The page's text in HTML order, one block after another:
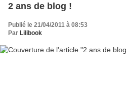
2 ans de blog !
Publié le 21/04/2011 à 08:53
Par Lilibook